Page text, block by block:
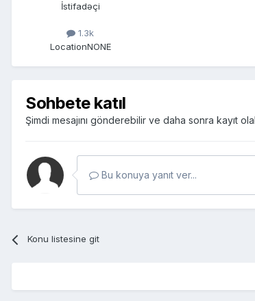
İstifadəçi
1.3k
LocationNONE
Sohbete katıl
Şimdi mesajını gönderebilir ve daha sonra kayıt
Bu konuya yanıt ver...
Konu listesine git